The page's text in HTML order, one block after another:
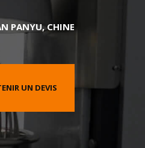
PANYU, CHINE
UN DEVIS